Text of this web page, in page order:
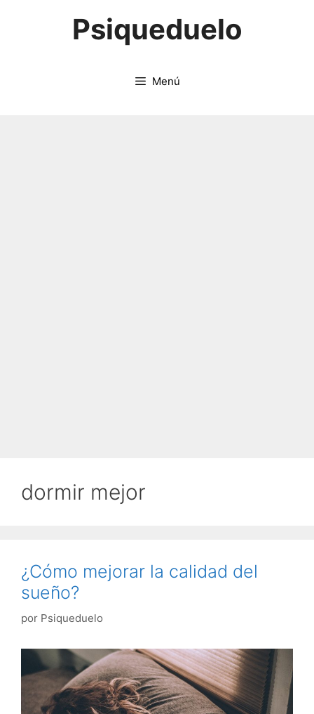
Psiqueduelo
Menú
dormir mejor
¿Cómo mejorar la calidad del
sueño?
por Psiqueduelo